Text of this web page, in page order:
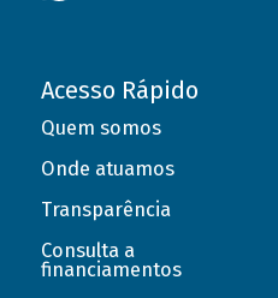
Acesso Rápido
Quem somos
Onde atuamos
Transparência
Consulta a
financiamentos